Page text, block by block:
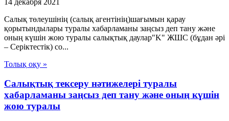
Салық төлеушінің (салық агентінің)шағымын қарау
қорытындылары туралы хабарламаны заңсыз деп тану және
оның күшін жою туралы салықтық даулар"K" ЖШС (бұдан әрі
– Серіктестік) со...
Толық оқу »
Салықтық тексеру нәтижелері туралы
хабарламаны заңсыз деп тану және оның күшін
жою туралы